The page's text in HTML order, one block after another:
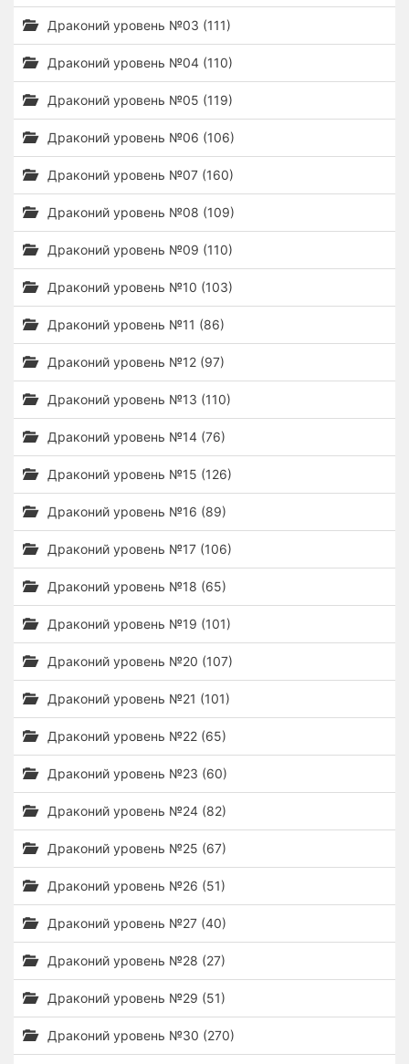
Драконий уровень №03 (111)
Драконий уровень №04 (110)
Драконий уровень №05 (119)
Драконий уровень №06 (106)
Драконий уровень №07 (160)
Драконий уровень №08 (109)
Драконий уровень №09 (110)
Драконий уровень №10 (103)
Драконий уровень №11 (86)
Драконий уровень №12 (97)
Драконий уровень №13 (110)
Драконий уровень №14 (76)
Драконий уровень №15 (126)
Драконий уровень №16 (89)
Драконий уровень №17 (106)
Драконий уровень №18 (65)
Драконий уровень №19 (101)
Драконий уровень №20 (107)
Драконий уровень №21 (101)
Драконий уровень №22 (65)
Драконий уровень №23 (60)
Драконий уровень №24 (82)
Драконий уровень №25 (67)
Драконий уровень №26 (51)
Драконий уровень №27 (40)
Драконий уровень №28 (27)
Драконий уровень №29 (51)
Драконий уровень №30 (270)